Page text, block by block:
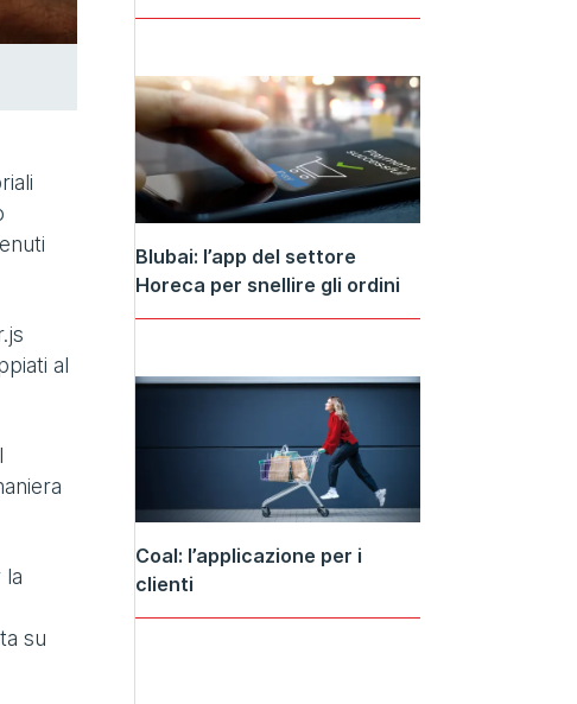
al
la
su
Blubai: l’app del settore
Horeca per snellire gli ordini
Coal: l’applicazione per i
clienti